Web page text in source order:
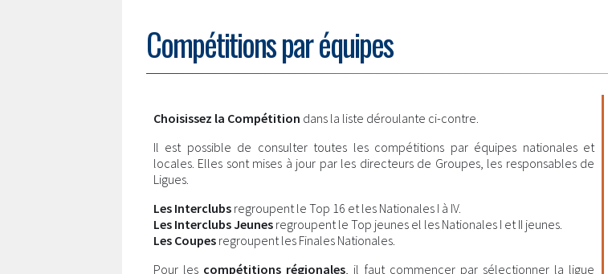
Compétitions par équipes
Choisissez la Compétition dans la liste déroulante ci-contre.
Il est possible de consulter toutes les compétitions par équipes nationales et
locales. Elles sont mises à jour par les directeurs de Groupes, les responsables de
Ligues.
Les Interclubs regroupent le Top 16 et les Nationales I à IV.
Les Interclubs Jeunes regroupent le Top jeunes el les Nationales I et II jeunes.
Les Coupes regroupent les Finales Nationales.
Pour les compétitions régionales, il faut commencer par sélectionner la ligue